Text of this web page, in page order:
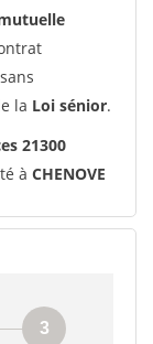
la Loi sénior.
21300
à CHENOVE